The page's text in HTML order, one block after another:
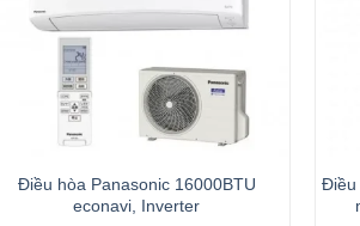
Điều hòa Panasonic 16000BTU
econavi, Inverter
Điều